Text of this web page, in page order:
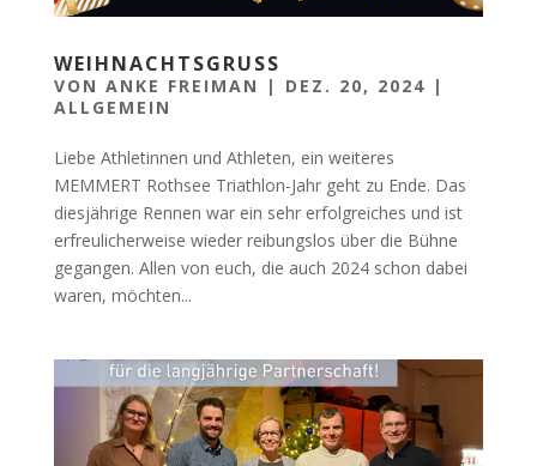
WEIHNACHTSGRUSS
VON ANKE FREIMAN | DEZ. 20, 2024 |
ALLGEMEIN
Liebe Athletinnen und Athleten, ein weiteres
MEMMERT Rothsee Triathlon-Jahr geht zu Ende. Das
diesjährige Rennen war ein sehr erfolgreiches und ist
erfreulicherweise wieder reibungslos über die Bühne
gegangen. Allen von euch, die auch 2024 schon dabei
waren, möchten...